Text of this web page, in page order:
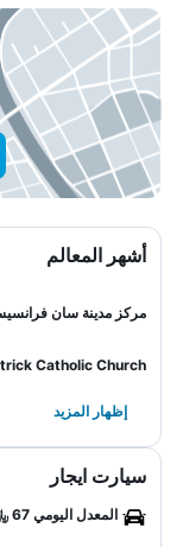
أشهر المعالم
مركز مدينة سان
Catholic Church
إظهار المزيد
سيارت ايجار
المعدل اليومي 67 ﷼